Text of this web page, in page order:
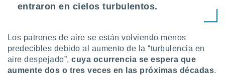
entraron en cielos turbulentos.
Los patrones de aire se están volviendo menos
predecibles debido al aumento de la “turbulencia en
aire despejado”,cuya ocurrencia se espera que
aumente dos o tres veces en las próximas décadas.